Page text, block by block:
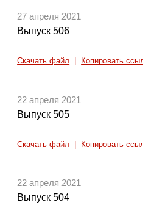
27 апреля 2021
Выпуск 506
Скачать файл Копировать
22 апреля 2021
Выпуск 505
Скачать файл Копировать
22 апреля 2021
Выпуск 504